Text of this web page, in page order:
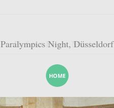
HOME
Paralympics Night, Düsseldorf